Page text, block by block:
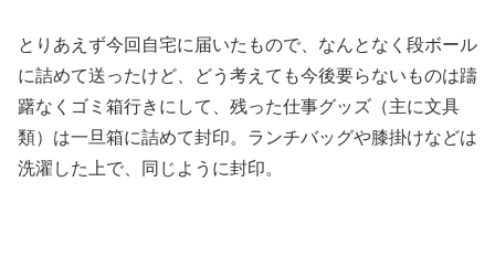
とりあえず今回自宅に届いたもので、なんとなく段ボール
に詰めて送ったけど、どう考えても今後要らないものは躊
躇なくゴミ箱行きにして、残った仕事グッズ（主に文具
類）は一旦箱に詰めて封印。ランチバッグや膝掛けなどは
洗濯した上で、同じように封印。